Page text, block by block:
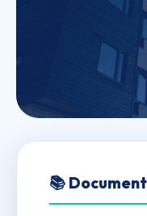
CLOS
📚